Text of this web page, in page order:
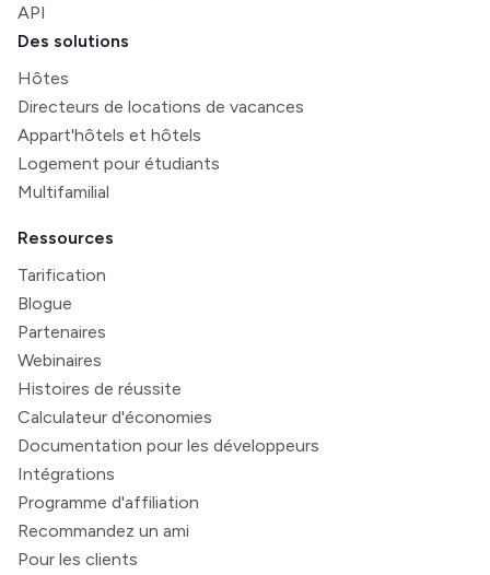
API
Des solutions
Hôtes
Directeurs de locations de vacances
Appart'hôtels et hôtels
Logement pour étudiants
Multifamilial
Ressources
Tarification
Blogue
Partenaires
Webinaires
Histoires de réussite
Calculateur d'économies
Documentation pour les développeurs
Intégrations
Programme d'affiliation
Recommandez un ami
Pour les clients